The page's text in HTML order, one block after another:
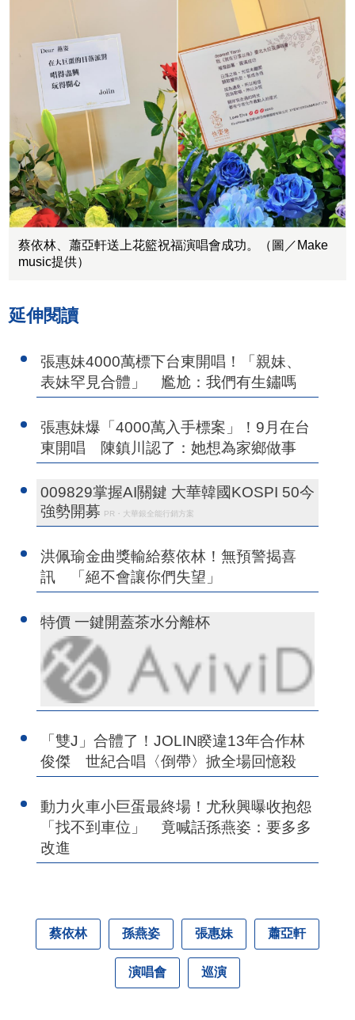
蔡依林、蕭亞軒送上花籃祝福演唱會成功。（圖／Make
music提供）
延伸閱讀
張惠妹4000萬標下台東開唱！「親妹、
表妹罕見合體」 尷尬：我們有生鏽嗎
張惠妹爆「4000萬入手標案」！9月在台
東開唱 陳鎮川認了：她想為家鄉做事
009829掌握AI關鍵 大華韓國KOSPI 50今
強勢開募 PR・大華銀全能行銷方案
洪佩瑜金曲獎輸給蔡依林！無預警揭喜
訊 「絕不會讓你們失望」
特價 一鍵開蓋茶水分離杯
「雙J」合體了！JOLIN睽違13年合作林
俊傑 世紀合唱〈倒帶〉掀全場回憶殺
動力火車小巨蛋最終場！尤秋興曝收抱怨
「找不到車位」 竟喊話孫燕姿：要多多
改進
蔡依林 孫燕姿 張惠妹 蕭亞軒
演唱會 巡演